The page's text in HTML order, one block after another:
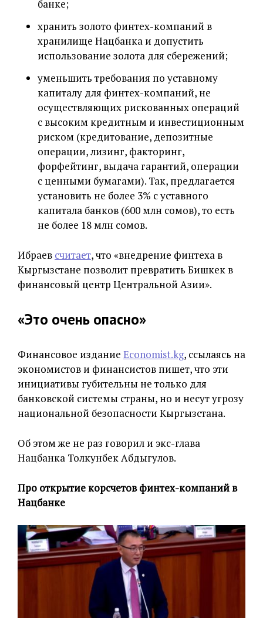
банке;
хранить золото финтех-компаний в
хранилище Нацбанка и допустить
использование золота для сбережений;
уменьшить требования по уставному
капиталу для финтех-компаний, не
осуществляющих рискованных операций
с высоким кредитным и инвестиционным
риском (кредитование, депозитные
операции, лизинг, факторинг,
форфейтинг, выдача гарантий, операции
с ценными бумагами). Так, предлагается
установить не более 3% с уставного
капитала банков (600 млн сомов), то есть
не более 18 млн сомов.
Ибраев считает, что «внедрение финтеха в
Кыргызстане позволит превратить Бишкек в
финансовый центр Центральной Азии».
«Это очень опасно»
Финансовое издание Economist.kg, ссылаясь на
экономистов и финансистов пишет, что эти
инициативы губительны не только для
банковской системы страны, но и несут угрозу
национальной безопасности Кыргызстана.
Об этом же не раз говорил и экс-глава
Нацбанка Толкунбек Абдыгулов.
Про открытие корсчетов финтех-компаний в
Нацбанке